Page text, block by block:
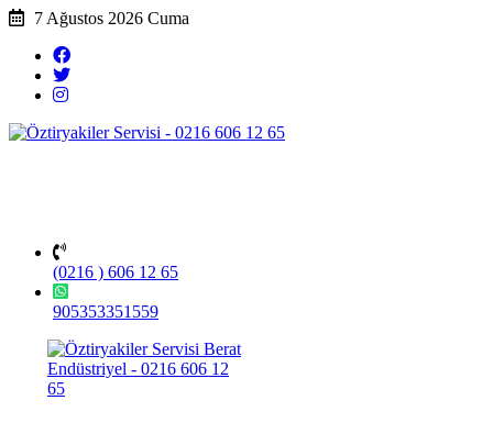
7 Ağustos 2026 Cuma
(0216 ) 606 12 65
905353351559